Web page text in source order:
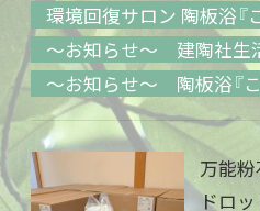
環境回復サロン 陶板浴『
～お知らせ～ 建陶社生
～お知らせ～ 陶板浴『こ
万能
ドロ